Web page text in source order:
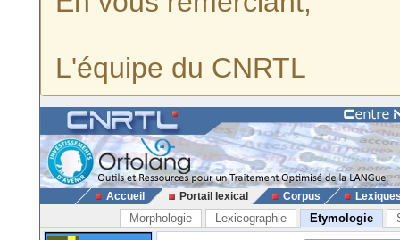
L'équipe du CNRTL
Accueil Portail lexical Corpus
Morphologie Lexicographie Etymologie